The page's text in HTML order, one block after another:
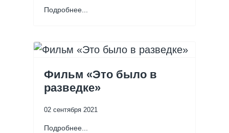
Подробнее...
Фильм «Это было в
разведке»
02 сентября 2021
Подробнее...